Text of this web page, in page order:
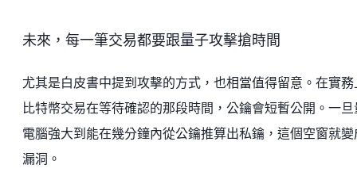
未來，每一筆交易都要跟量子攻擊搶時間
尤其是白皮書中提到攻擊的方式，也相當值得留意。在實務
比特幣交易在等待確認的那段時間，公鑰會短暫公開。一旦
電腦強大到能在幾分鐘內從公鑰推算出私鑰，這個空窗就變
漏洞。